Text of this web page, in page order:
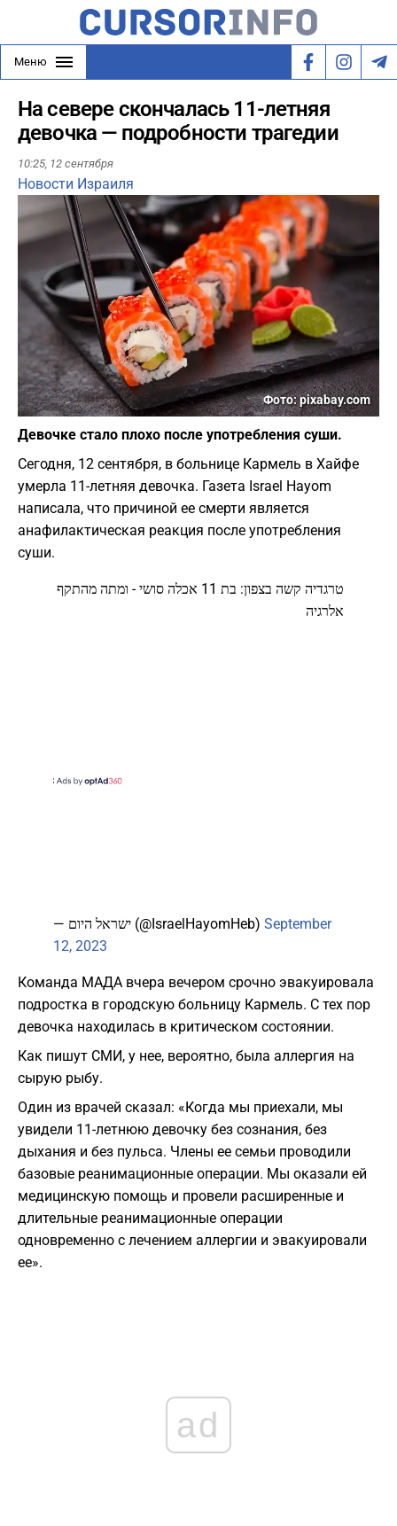
Меню
На севере скончалась 11-летняя
девочка — подробности трагедии
10:25, 12 сентября
Новости Израиля
Фото: pixabay.com
Девочке стало плохо после употребления суши.
Сегодня, 12 сентября, в больнице Кармель в Хайфе
умерла 11-летняя девочка. Газета Israel Hayom
написала, что причиной ее смерти является
анафилактическая реакция после употребления
суши.
טרגדיה קשה בצפון: בת 11 אכלה סושי - ומתה מהתקף
אלרגיה
— ישראל היום (@IsraelHayomHeb) September
12, 2023
Команда МАДА вчера вечером срочно эвакуировала
подростка в городскую больницу Кармель. С тех пор
девочка находилась в критическом состоянии.
Как пишут СМИ, у нее, вероятно, была аллергия на
сырую рыбу.
Один из врачей сказал: «Когда мы приехали, мы
увидели 11-летнюю девочку без сознания, без
дыхания и без пульса. Члены ее семьи проводили
базовые реанимационные операции. Мы оказали ей
медицинскую помощь и провели расширенные и
длительные реанимационные операции
одновременно с лечением аллергии и эвакуировали
ее».
ad